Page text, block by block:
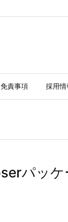
免責事項 採用情
パッケ